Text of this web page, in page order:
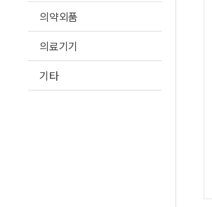
의약외품
의료기기
기타